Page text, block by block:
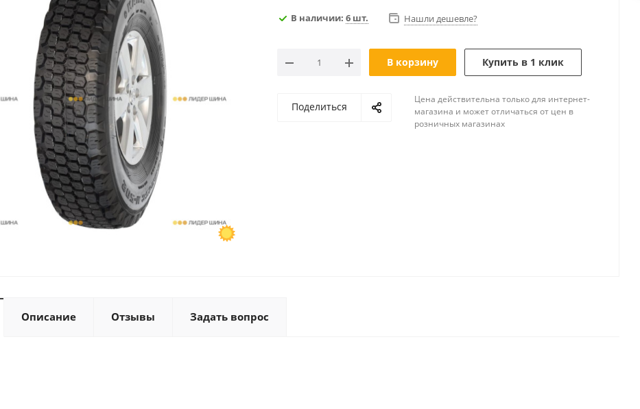
В наличии: 6 шт. Нашли дешевле?
В корзину Купить в 1 клик
Поделиться
Цена действительна только для интернет-
магазина и может отличаться от цен в
розничных магазинах
Описание Отзывы Задать вопрос